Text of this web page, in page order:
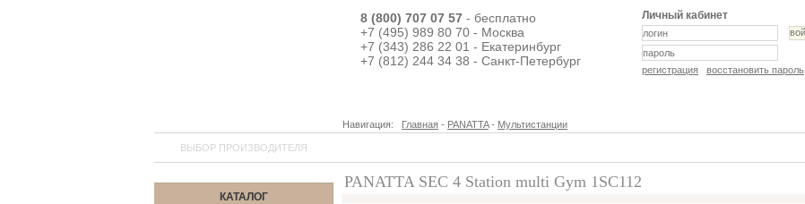
8 (800) 707 07 57 - бесплатно
+7 (495) 989 80 70 - Москва
+7 (343) 286 22 01 - Екатеринбург
+7 (812) 244 34 38 - Санкт-Петербург
Личный кабинет
регистрация восстановить пароль
Навигация: Главная - PANATTA- Мультистанции
ВЫБОР ПРОИЗВОДИТЕЛЯ
КАТАЛОГ
PANATTA SEC 4 Station multi Gym 1SC112